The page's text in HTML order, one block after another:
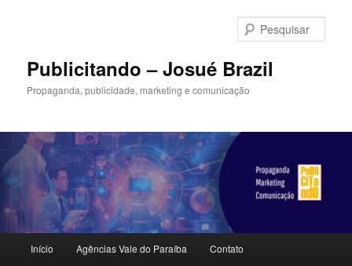
principalPublicitando – Josué Brazil
Propaganda, publicidade, marketing e comunicação
principal
Início Agências Vale do Paraíba Contato